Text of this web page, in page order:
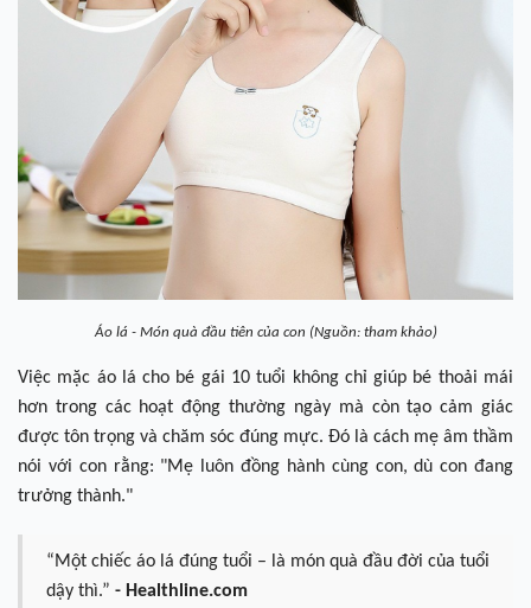
Áo lá - Món quà đầu tiên của con (Nguồn: tham khảo)
Việc mặc áo lá cho bé gái 10 tuổi không chỉ giúp bé thoải mái
hơn trong các hoạt động thường ngày mà còn tạo cảm giác
được tôn trọng và chăm sóc đúng mực. Đó là cách mẹ âm thầm
nói với con rằng: "Mẹ luôn đồng hành cùng con, dù con đang
trưởng thành."
“Một chiếc áo lá đúng tuổi – là món quà đầu đời của tuổi
dậy thì.” - Healthline.com